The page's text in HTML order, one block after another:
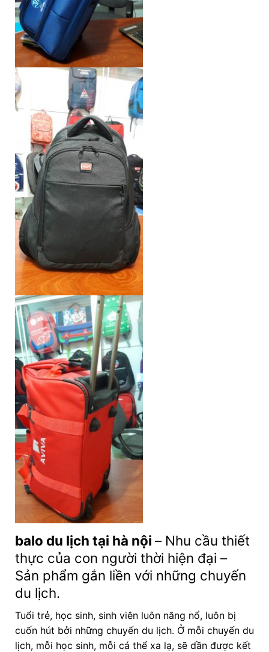
balo du lịch tại hà nội – Nhu cầu thiết
thực của con người thời hiện đại –
Sản phẩm gắn liền với những chuyến
du lịch.
Tuổi trẻ, học sinh, sinh viên luôn năng nổ, luôn bị
cuốn hút bởi những chuyến du lịch. Ở mỗi chuyến du
lịch, mỗi học sinh, mỗi cá thể xa lạ, sẽ dần được kết